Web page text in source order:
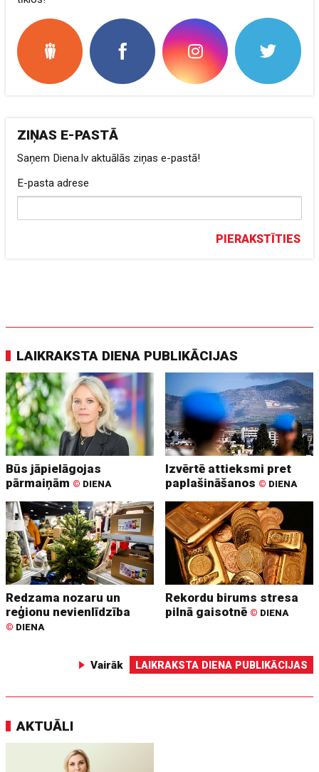
ZIŅAS E-PASTĀ
Saņem Diena.lv aktuālās ziņas e-pastā!
E-pasta adrese
PIERAKSTĪTIES
LAIKRAKSTA DIENA PUBLIKĀCIJAS
Būs jāpielāgojas
pārmaiņām © DIENA
Izvērtē attieksmi pret
paplašināšanos © DIENA
Redzama nozaru un
reģionu nevienlīdzība
© DIENA
Rekordu birums stresa
pilnā gaisotnē © DIENA
Vairāk LAIKRAKSTA DIENA PUBLIKĀCIJAS
AKTUĀLI